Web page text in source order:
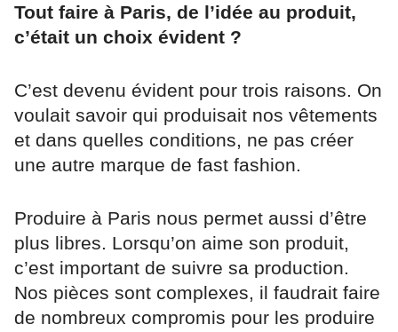
Tout faire à Paris, de l’idée au produit,
c’était un choix évident ?
C’est devenu évident pour trois raisons. On
voulait savoir qui produisait nos vêtements
et dans quelles conditions, ne pas créer
une autre marque de fast fashion.
Produire à Paris nous permet aussi d’être
plus libres. Lorsqu’on aime son produit,
c’est important de suivre sa production.
Nos pièces sont complexes, il faudrait faire
de nombreux compromis pour les produire